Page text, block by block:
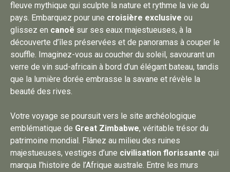
fleuve mythique qui sculpte la nature et rythme la vie du
pays. Embarquez pour une croisière exclusive ou
glissez en canoë sur ses eaux majestueuses, à la
découverte d’îles préservées et de panoramas à couper le
souffle. Imaginez-vous au coucher du soleil, savourant un
verre de vin sud-africain à bord d’un élégant bateau, tandis
que la lumière dorée embrasse la savane et révèle la
beauté des rives.
Votre voyage se poursuit vers le site archéologique
emblématique de Great Zimbabwe, véritable trésor du
patrimoine mondial. Flânez au milieu des ruines
majestueuses, vestiges d’une civilisation florissante qui
marqua l’histoire de l’Afrique australe. Entre les murs